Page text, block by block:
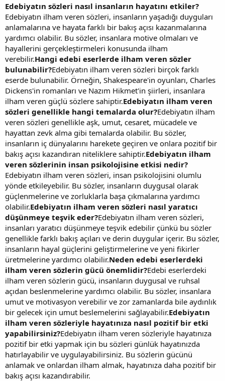
Edebiyatın sözleri nasıl insanların hayatını etkiler?
Edebiyatın ilham veren sözleri, insanların yaşadığı duyguları
anlamalarına ve hayata farklı bir bakış açısı kazanmalarına
yardımcı olabilir. Bu sözler, insanlara motive olmaları ve
hayallerini gerçekleştirmeleri konusunda ilham
verebilir.Hangi edebi eserlerde ilham veren sözler
bulunabilir?Edebiyatın ilham veren sözleri birçok farklı
eserde bulunabilir. Örneğin, Shakespeare'in oyunları, Charles
Dickens'in romanları ve Nazım Hikmet'in şiirleri, insanlara
ilham veren güçlü sözlere sahiptir.Edebiyatın ilham veren
sözleri genellikle hangi temalarda olur?Edebiyatın ilham
veren sözleri genellikle aşk, umut, cesaret, mücadele ve
hayattan zevk alma gibi temalarda olabilir. Bu sözler,
insanların iç dünyalarını harekete geçiren ve onlara pozitif bir
bakış açısı kazandıran niteliklere sahiptir.Edebiyatın ilham
veren sözlerinin insan psikolojisine etkisi nedir?
Edebiyatın ilham veren sözleri, insan psikolojisini olumlu
yönde etkileyebilir. Bu sözler, insanların duygusal olarak
güçlenmelerine ve zorluklarla başa çıkmalarına yardımcı
olabilir.Edebiyatın ilham veren sözleri nasıl yaratıcı
düşünmeye teşvik eder?Edebiyatın ilham veren sözleri,
insanları yaratıcı düşünmeye teşvik edebilir çünkü bu sözler
genellikle farklı bakış açıları ve derin duygular içerir. Bu sözler,
insanların hayal güçlerini geliştirmelerine ve yeni fikirler
üretmelerine yardımcı olabilir.Neden edebi eserlerdeki
ilham veren sözlerin gücü önemlidir?Edebi eserlerdeki
ilham veren sözlerin gücü, insanların duygusal ve ruhsal
açıdan beslenmelerine yardımcı olabilir. Bu sözler, insanlara
umut ve motivasyon verebilir ve zor zamanlarda bile aydınlık
bir gelecek için umut beslemelerini sağlayabilir.Edebiyatın
ilham veren sözleriyle hayatınıza nasıl pozitif bir etki
yapabilirsiniz?Edebiyatın ilham veren sözleriyle hayatınıza
pozitif bir etki yapmak için bu sözleri günlük hayatınızda
hatırlayabilir ve uygulayabilirsiniz. Bu sözlerin gücünü
anlamak ve onlardan ilham almak, hayatınıza daha pozitif bir
bakış açısı kazandırabilir.